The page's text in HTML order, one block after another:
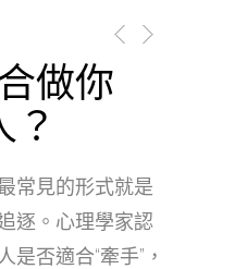
做你
？
常見的形式就是
逐。心理學家認
否適合“牽手”，